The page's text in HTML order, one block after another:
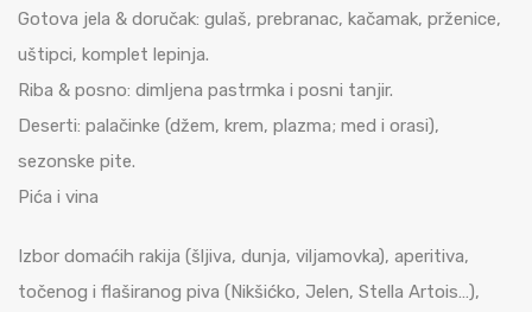
Gotova jela & doručak: gulaš, prebranac, kačamak, prženice,
uštipci, komplet lepinja.
Riba & posno: dimljena pastrmka i posni tanjir.
Deserti: palačinke (džem, krem, plazma; med i orasi),
sezonske pite.
Pića i vina
Izbor domaćih rakija (šljiva, dunja, viljamovka), aperitiva,
točenog i flaširanog piva (Nikšićko, Jelen, Stella Artois…),